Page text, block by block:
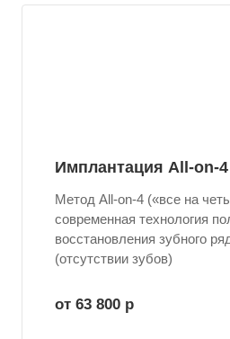
Имплантация All-on-4
Метод All-on-4 («все на
современная технология
восстановления зубного
(отсутствии зубов)
от 63 800 р